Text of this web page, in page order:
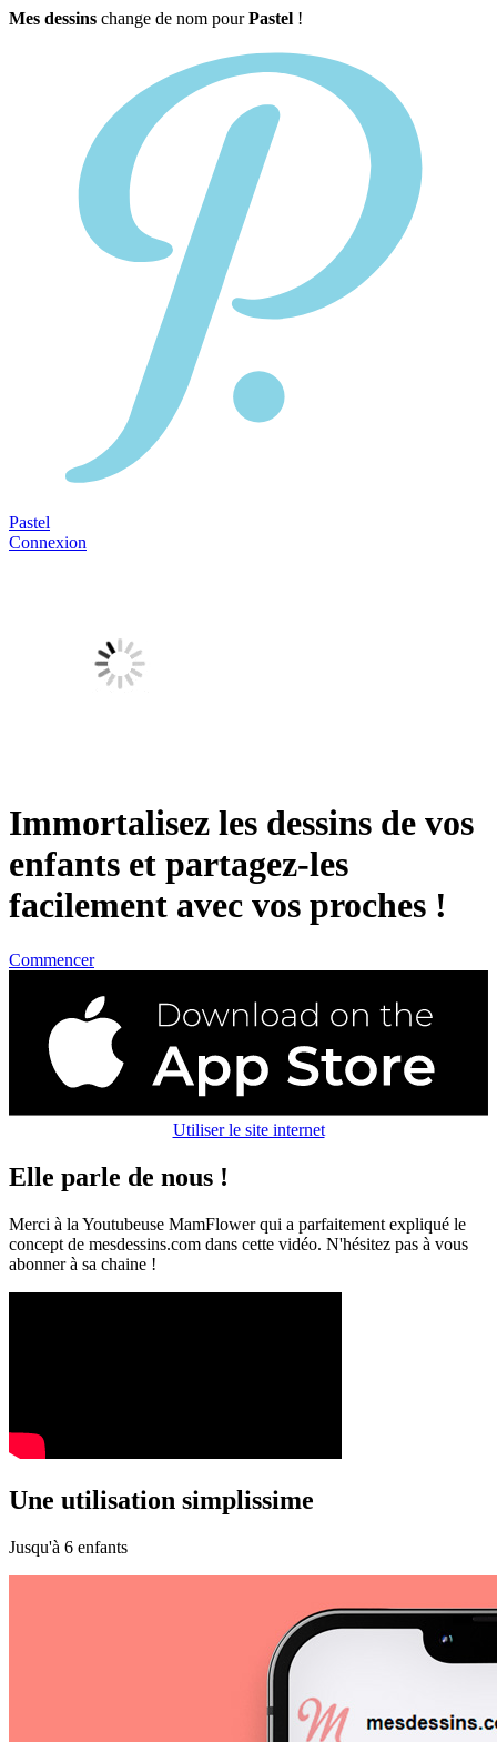
Mes dessins change de nom pourPastel !
Pastel
Connexion
Immortalisez les dessins de vos
enfants et partagez-les
facilement avec vos proches !
Commencer
Utiliser le site internet
Elle parle de nous !
Merci à la Youtubeuse MamFlower qui a parfaitement expliqué le
concept de mesdessins.com dans cette vidéo. N'hésitez pas à vous
abonner à sa chaine !
Une utilisation simplissime
Jusqu'à 6 enfants